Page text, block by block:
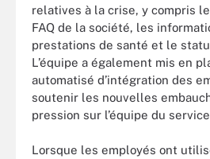
relatives à la crise, y compris
FAQ de la société, les
prestations de santé et le
L’équipe a également mis en
automatisé d’intégration des
soutenir les nouvelles
pression sur l’équipe du
Lorsque les employés ont